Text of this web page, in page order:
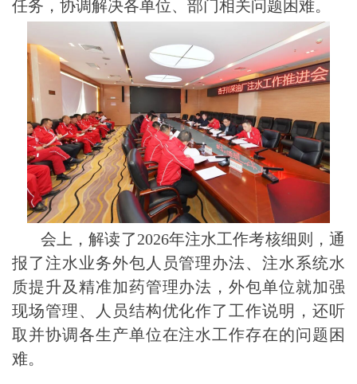
任务，协调解决各单位、部门相关问题困难。
会上，解读了2026年注水工作考核细则，通
报了注水业务外包人员管理办法、注水系统水
质提升及精准加药管理办法，外包单位就加强
现场管理、人员结构优化作了工作说明，还听
取并协调各生产单位在注水工作存在的问题困
难。